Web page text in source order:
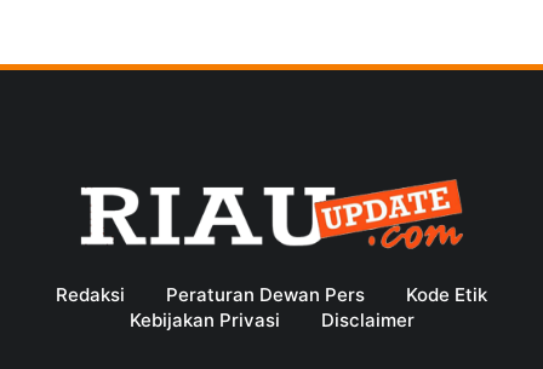
Redaksi Peraturan Dewan Pers
Kode Etik
Kebijakan Privasi
Disclaimer